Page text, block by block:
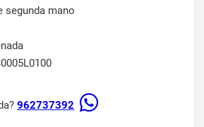
segunda mano
962737392